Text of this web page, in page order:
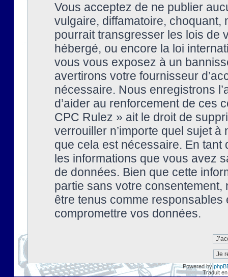
Vous acceptez de ne publier
vulgaire, diffamatoire, choquant,
pourrait transgresser les lois de
hébergé, ou encore la loi
vous vous exposez à un
avertirons votre fournisseur
nécessaire. Nous enregistrons
d’aider au renforcement de ces
CPC Rulez » ait le droit de
verrouiller n’importe quel sujet à
que cela est nécessaire. En tant
les informations que vous avez
de données. Bien que cette
partie sans votre
être tenus comme
compromettre vos données.
Powered by
Traduit